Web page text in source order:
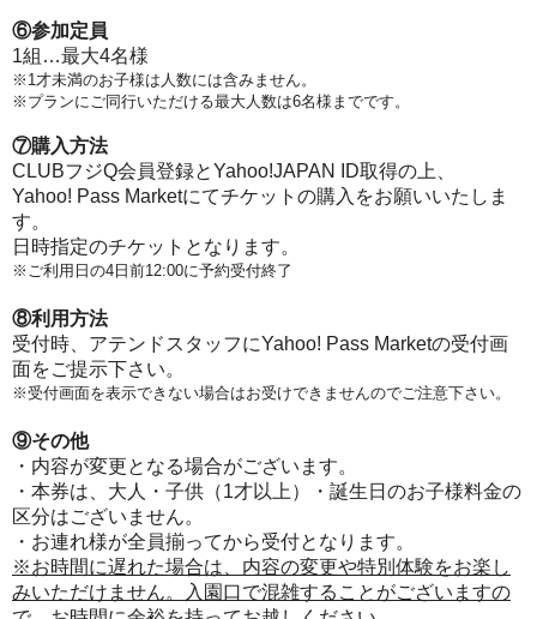
⑥参加定員
1組…最大4名様
※1才未満のお子様は人数には含みません。
※プランにご同行いただける最大人数は6名様までです。
⑦購入方法
CLUBフジQ会員登録とYahoo!JAPAN ID取得の上、
Yahoo! Pass Marketにてチケットの購入をお願いいたしま
す。
日時指定のチケットとなります。
※ご利用日の4日前12:00に予約受付終了
⑧利用方法
受付時、アテンドスタッフにYahoo! Pass Marketの受付画
面をご提示下さい。
※受付画面を表示できない場合はお受けできませんのでご注意下さい。
⑨その他
・内容が変更となる場合がございます。
・本券は、大人・子供（1才以上）・誕生日のお子様料金の
区分はございません。
・お連れ様が全員揃ってから受付となります。
※お時間に遅れた場合は、内容の変更や特別体験をお楽し
みいただけません。入園口で混雑することがございますの